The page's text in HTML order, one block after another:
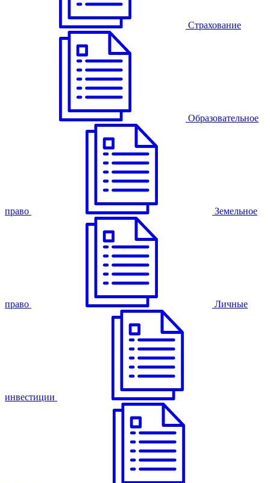
Страхование
Образовательное
право Земельное
право Личные
инвестиции